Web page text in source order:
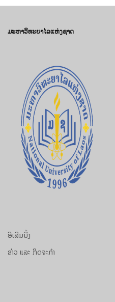
ມະຫາວິທະຍາໄລແຫ່ງຊາດ
ອີເລີນນີ້ງ
ຂ່າວ ແລະ ກິດຈະກຳ